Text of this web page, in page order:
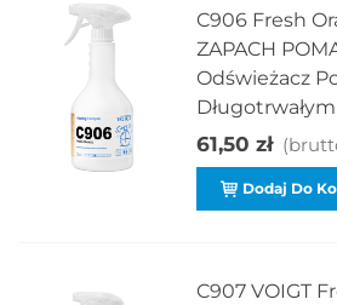
C906 Fresh
ZAPACH
Odświeżacz
61,50 zł
Dodaj Do
C907 VOIGT